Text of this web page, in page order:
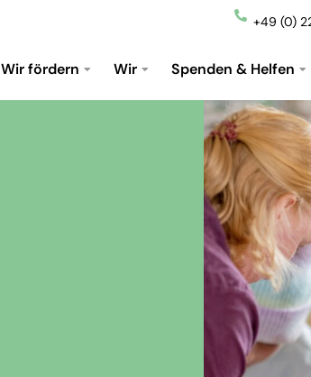
+49 (0)
Wir fördern Wir Spenden & Helfen